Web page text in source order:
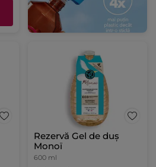
Rezervă Gel de duș
Monoï
600 ml